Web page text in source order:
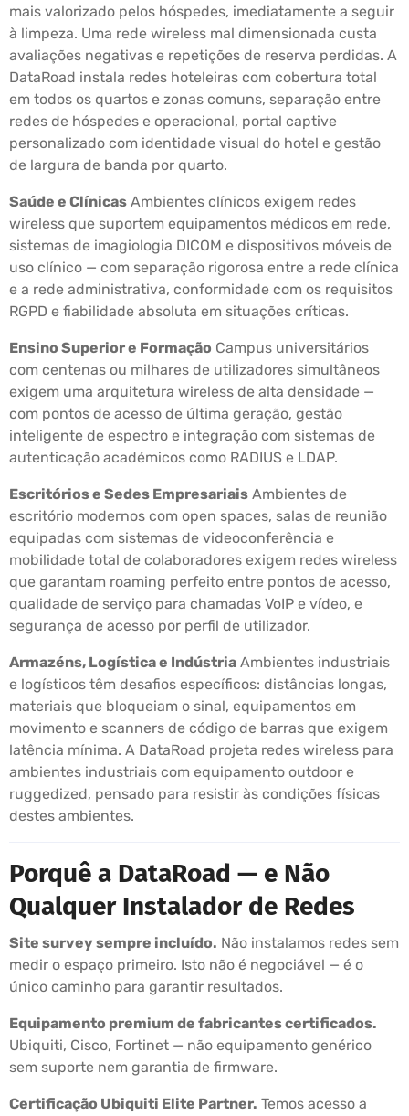
mais valorizado pelos hóspedes, imediatamente a seguir
à limpeza. Uma rede wireless mal dimensionada custa
avaliações negativas e repetições de reserva perdidas. A
DataRoad instala redes hoteleiras com cobertura total
em todos os quartos e zonas comuns, separação entre
redes de hóspedes e operacional, portal captive
personalizado com identidade visual do hotel e gestão
de largura de banda por quarto.
Saúde e Clínicas Ambientes clínicos exigem redes
wireless que suportem equipamentos médicos em rede,
sistemas de imagiologia DICOM e dispositivos móveis de
uso clínico — com separação rigorosa entre a rede clínica
e a rede administrativa, conformidade com os requisitos
RGPD e fiabilidade absoluta em situações críticas.
Ensino Superior e Formação Campus universitários
com centenas ou milhares de utilizadores simultâneos
exigem uma arquitetura wireless de alta densidade —
com pontos de acesso de última geração, gestão
inteligente de espectro e integração com sistemas de
autenticação académicos como RADIUS e LDAP.
Escritórios e Sedes Empresariais Ambientes de
escritório modernos com open spaces, salas de reunião
equipadas com sistemas de videoconferência e
mobilidade total de colaboradores exigem redes wireless
que garantam roaming perfeito entre pontos de acesso,
qualidade de serviço para chamadas VoIP e vídeo, e
segurança de acesso por perfil de utilizador.
Armazéns, Logística e Indústria Ambientes industriais
e logísticos têm desafios específicos: distâncias longas,
materiais que bloqueiam o sinal, equipamentos em
movimento e scanners de código de barras que exigem
latência mínima. A DataRoad projeta redes wireless para
ambientes industriais com equipamento outdoor e
ruggedized, pensado para resistir às condições físicas
destes ambientes.
Porquê a DataRoad — e Não
Qualquer Instalador de Redes
Site survey sempre incluído. Não instalamos redes sem
medir o espaço primeiro. Isto não é negociável — é o
único caminho para garantir resultados.
Equipamento premium de fabricantes certificados.
Ubiquiti, Cisco, Fortinet — não equipamento genérico
sem suporte nem garantia de firmware.
Certificação Ubiquiti Elite Partner. Temos acesso a